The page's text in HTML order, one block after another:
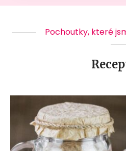
Pochoutky, které